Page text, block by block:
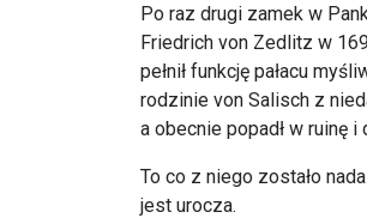
Po raz drugi zamek w
Friedrich von Zedlitz w
pełnił funkcję pałacu
rodzinie von Salisch z
a obecnie popadł w ruinę
To co z niego zostało
jest urocza.